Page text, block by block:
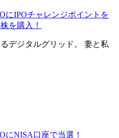
にIPOチャレンジポイントを
を購入！
デジタルグリッド。 妻と私
にNISA口座で当選！